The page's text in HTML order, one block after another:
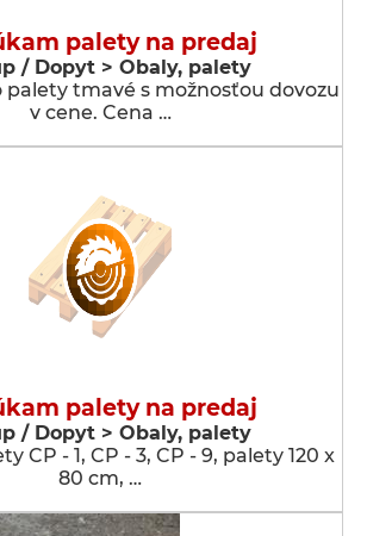
palety na predaj
/ Dopyt > Obaly, palety
tmavé s možnosťou dovozu
v cene. Cena …
palety na predaj
/ Dopyt > Obaly, palety
CP - 1, CP - 3, CP - 9, palety 120 x
80 cm, …